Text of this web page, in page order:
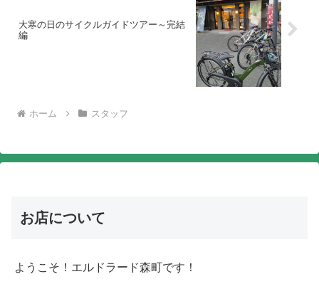
大寒の日のサイクルガイドツアー～完結
編
ホーム スタッフ
お店について
ようこそ！エルドラード森町です！